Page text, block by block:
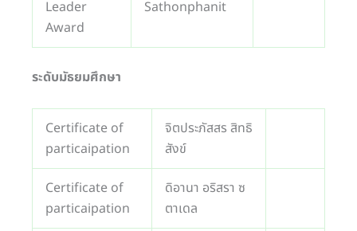
Leader
Award
Sathonphanit
ระดับมัธยมศึกษา
Certificate of
particaipation
จิตประภัสสร สิทธิ
สังข์
Certificate of
particaipation
ดิอานา อริสรา ซ
ตาเดล